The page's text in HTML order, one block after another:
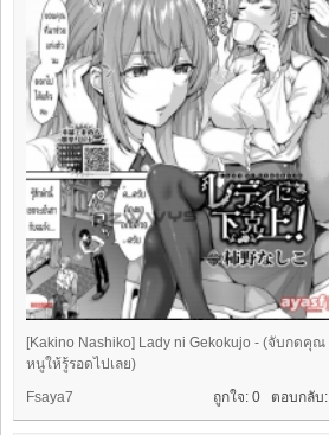
[Kakino Nashiko] Lady ni Gekokujo - (จับกดคุณ
หนูให้รู้รอดไปเลย)
ถูกใจ: 0 ตอบกลับ:
Fsaya7